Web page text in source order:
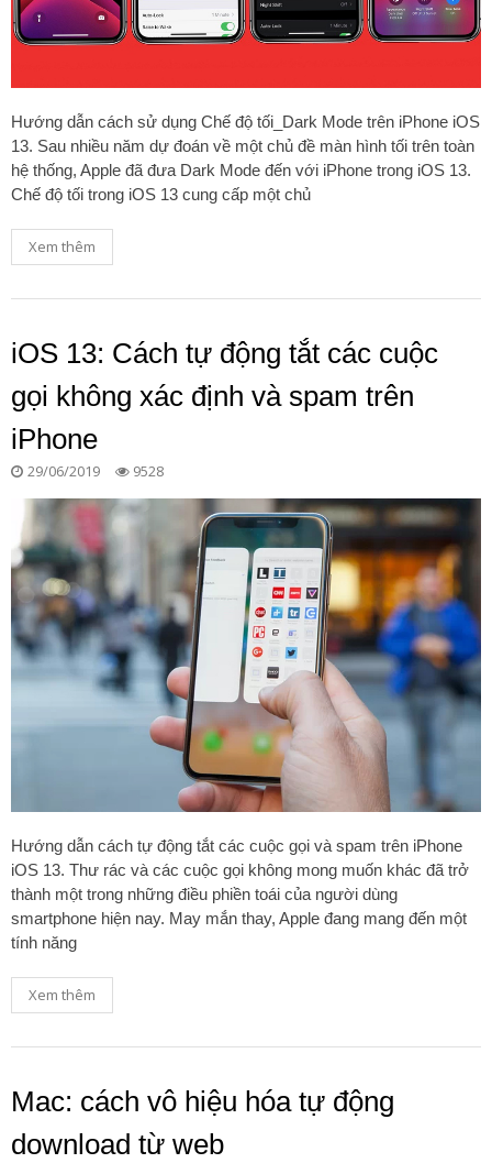
Hướng dẫn cách sử dụng Chế độ tối_Dark Mode trên iPhone iOS
13. Sau nhiều năm dự đoán về một chủ đề màn hình tối trên toàn
hệ thống, Apple đã đưa Dark Mode đến với iPhone trong iOS 13.
Chế độ tối trong iOS 13 cung cấp một chủ
Xem thêm
iOS 13: Cách tự động tắt các cuộc
gọi không xác định và spam trên
iPhone
29/06/2019 9528
Hướng dẫn cách tự động tắt các cuộc gọi và spam trên iPhone
iOS 13. Thư rác và các cuộc gọi không mong muốn khác đã trở
thành một trong những điều phiền toái của người dùng
smartphone hiện nay. May mắn thay, Apple đang mang đến một
tính năng
Xem thêm
Mac: cách vô hiệu hóa tự động
download từ web